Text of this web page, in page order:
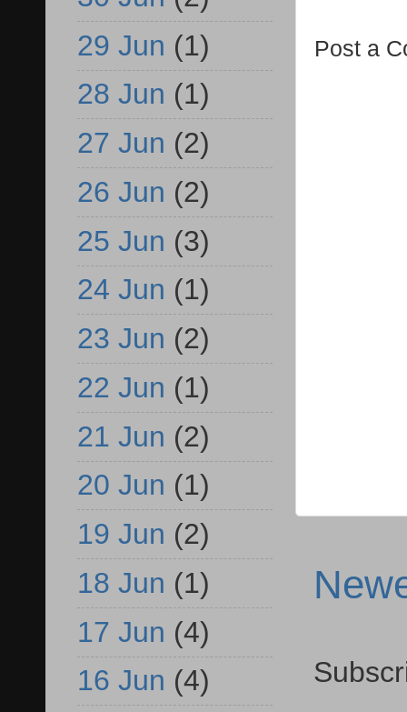
Post a
29 Jun (1)
28 Jun (1)
27 Jun (2)
26 Jun (2)
25 Jun (3)
24 Jun (1)
23 Jun (2)
22 Jun (1)
21 Jun (2)
20 Jun (1)
19 Jun (2)
18 Jun (1)
17 Jun (4)
16 Jun (4)